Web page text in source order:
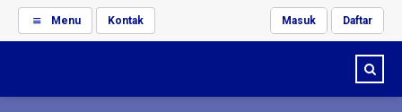
Menu Kontak Masuk Daftar